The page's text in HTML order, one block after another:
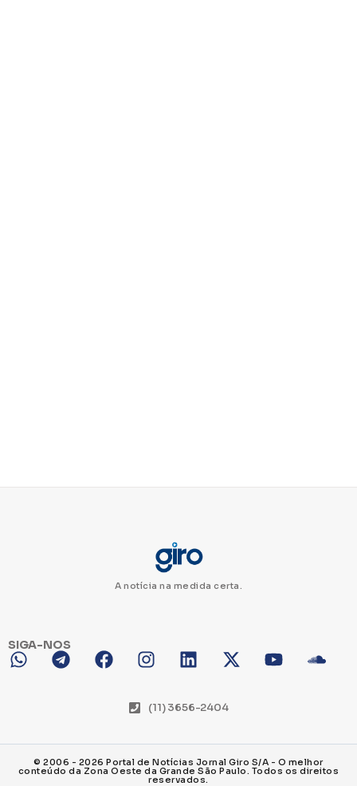
A notícia na medida certa.
SIGA-NOS
(11) 3656-2404
© 2006 - 2026 Portal de Notícias Jornal Giro S/A - O melhor
conteúdo da Zona Oeste da Grande São Paulo. Todos os direitos
reservados.